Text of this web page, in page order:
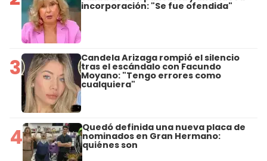
incorporación: "Se fue ofendida"
3 Candela Arizaga rompió el silencio
tras el escándalo con Facundo
Moyano: "Tengo errores como
cualquiera"
4 Quedó definida una nueva placa de
nominados en Gran Hermano:
quiénes son